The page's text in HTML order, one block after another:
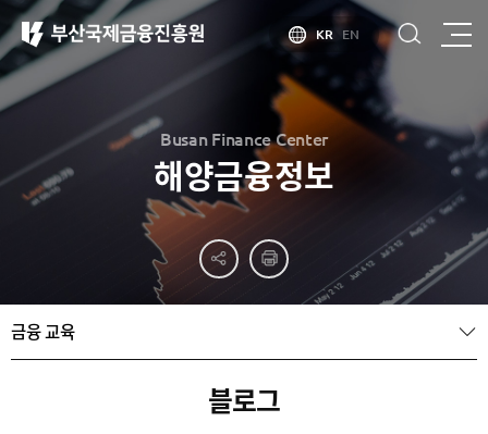
부산
소개
산업현황
홍보
브로슈어
부산금융중심지
정책 소개
KR EN
Busan Finance Center
해양금융정보
금융 교육
블로그